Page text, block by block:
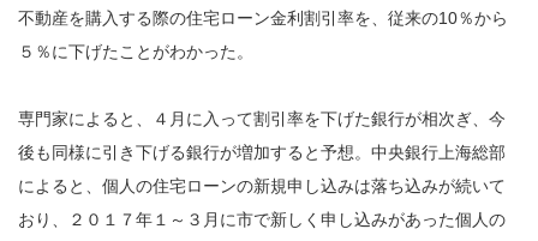
不動産を購入する際の住宅ローン金利割引率を、従来の10％から
５％に下げたことがわかった。
専門家によると、４月に入って割引率を下げた銀行が相次ぎ、今
後も同様に引き下げる銀行が増加すると予想。中央銀行上海総部
によると、個人の住宅ローンの新規申し込みは落ち込みが続いて
おり、２０１７年１～３月に市で新しく申し込みがあった個人の